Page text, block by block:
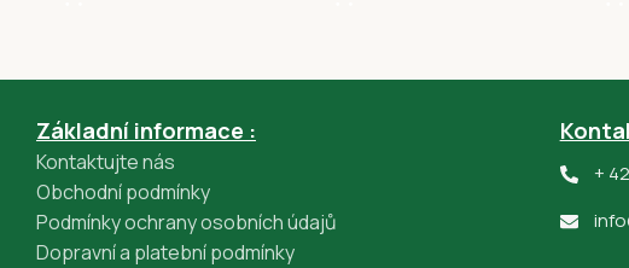
Základní informace :
Kontaktujte nás
Obchodní podmínky
Podmínky ochrany osobních údajů
Dopravní a platební podmínky
+